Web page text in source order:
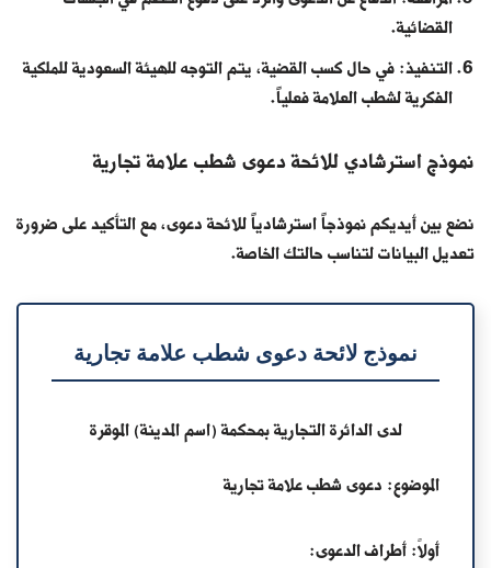
القضائية.
التنفيذ: في حال كسب القضية، يتم التوجه للهيئة السعودية للملكية
الفكرية لشطب العلامة فعلياً.
نموذج استرشادي للائحة دعوى شطب علامة تجارية
نضع بين أيديكم نموذجاً استرشادياً للائحة دعوى، مع التأكيد على ضرورة
تعديل البيانات لتناسب حالتك الخاصة.
نموذج لائحة دعوى شطب علامة تجارية
لدى الدائرة التجارية بمحكمة (اسم المدينة) الموقرة
الموضوع: دعوى شطب علامة تجارية
أولاً: أطراف الدعوى: